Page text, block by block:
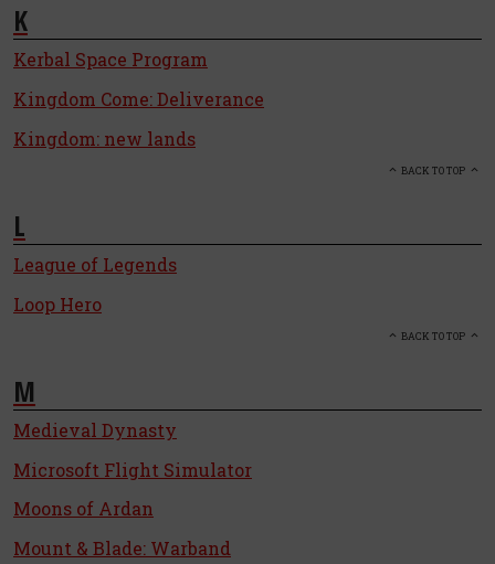
K
Kerbal Space Program
Kingdom Come: Deliverance
Kingdom: new lands
BACK TO TOP
L
League of Legends
Loop Hero
BACK TO TOP
M
Medieval Dynasty
Microsoft Flight Simulator
Moons of Ardan
Mount & Blade: Warband